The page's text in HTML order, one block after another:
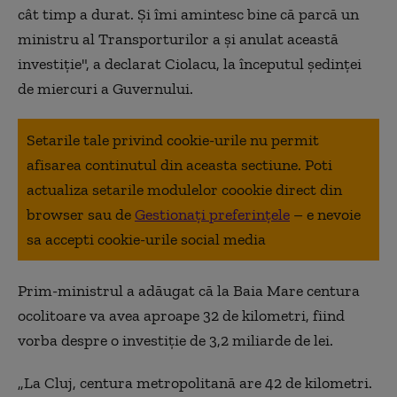
cât timp a durat. Şi îmi amintesc bine că parcă un
ministru al Transporturilor a şi anulat această
investiţie", a declarat Ciolacu, la începutul ședinței
de miercuri a Guvernului.
Setarile tale privind cookie-urile nu permit
afisarea continutul din aceasta sectiune. Poti
actualiza setarile modulelor coookie direct din
browser sau deGestionați preferințele – e nevoie
sa accepti cookie-urile social media
Prim-ministrul a adăugat că la Baia Mare centura
ocolitoare va avea aproape 32 de kilometri, fiind
vorba despre o investiţie de 3,2 miliarde de lei.
„La Cluj, centura metropolitană are 42 de kilometri.